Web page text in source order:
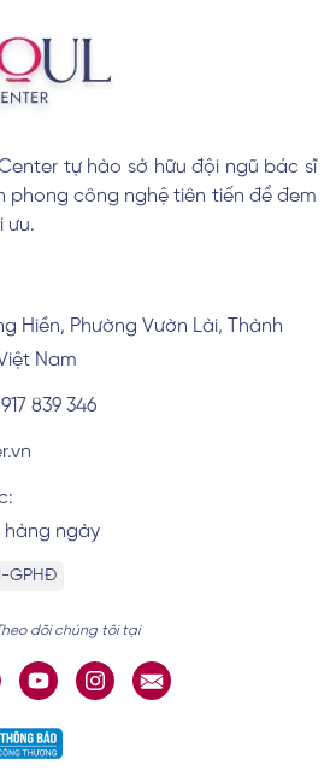
Nên khử thâm môi hay phun môi? Lựa
chọn nào tốt hơn?
Xem chi tiết
Cách trị thâm viền môi đơn giản và hiệu
quả nhanh
môi nhanh lành
tự hào sở hữu đội ngũ bác sĩ
phong công nghệ tiên tiến để đem
ưu.
Hiền, Phường Vườn Lài, Thành
Nam
839 346
hàng ngày
GPHĐ
dõi chúng tôi tại